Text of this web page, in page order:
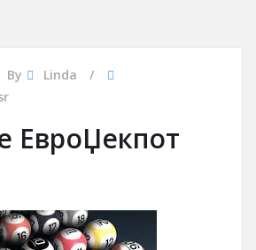
By
Linda
ЕвроЏекпот